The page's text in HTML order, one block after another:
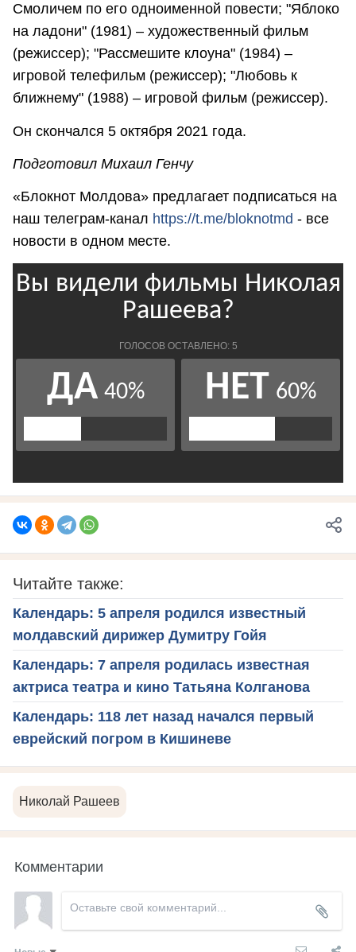
Смоличем по его одноименной повести; "Яблоко
на ладони" (1981) – художественный фильм
(режиссер); "Рассмешите клоуна" (1984) –
игровой телефильм (режиссер); "Любовь к
ближнему" (1988) – игро­вой фильм (режиссер).
Он скончался 5 октября 2021 года.
Подготовил Михаил Генчу
«Блокнот Молдова» предлагает подписаться на
наш телеграм-канал https://t.me/bloknotmd - все
новости в одном месте.
Читайте также:
Календарь: 5 апреля родился известный
молдавский дирижер Думитру Гойя
Календарь: 7 апреля родилась известная
актриса театра и кино Татьяна Колганова
Календарь: 118 лет назад начался первый
еврейский погром в Кишиневе
Николай Рашеев
Комментарии